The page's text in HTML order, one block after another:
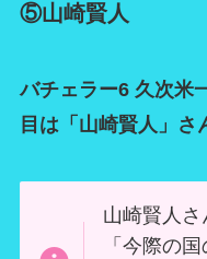
⑤山崎賢人
バチェラー6 久次米
目は「山崎賢人」さ
山崎賢人
「今際の